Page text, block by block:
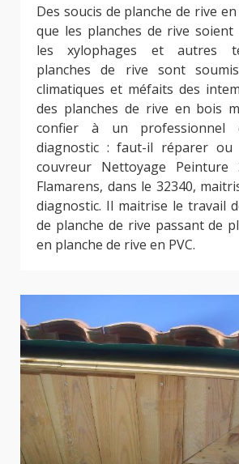
Des soucis de planche de rive
que les planches de rive
les xylophages et autres
planches de rive sont
climatiques et méfaits des
des planches de rive en bois
confier à un professionnel
diagnostic : faut-il réparer ou
couvreur Nettoyage
Flamarens, dans le 32340,
diagnostic. Il maitrise le travail
de planche de rive passant de
en planche de rive en PVC.